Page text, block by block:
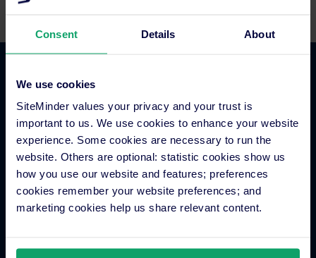
Consent Details About
We use cookies
SiteMinder values your privacy and your trust is
important to us. We use cookies to enhance your website
experience. Some cookies are necessary to run the
website. Others are optional: statistic cookies show us
how you use our website and features; preferences
cookies remember your website preferences; and
marketing cookies help us share relevant content.
Gestor de canales para hoteles
Motor de reservas para hoteles
Creador de sitios web para hoteles
Gestión inteligente de tarifas hoteleras
Metabuscadores para hoteles
Sistema de distribución global (GDS)